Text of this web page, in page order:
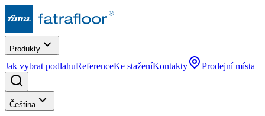
Produkty
Jak vybrat podlahuReferenceKe staženíKontakty Prodejní místa
Čeština